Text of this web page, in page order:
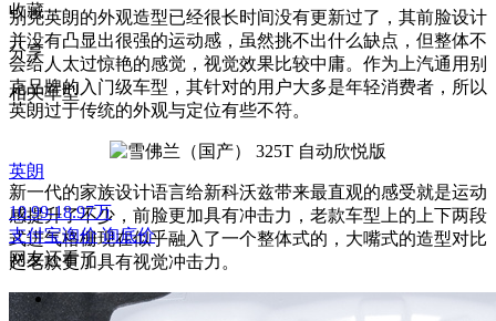
别克英朗的外观造型已经很长时间没有更新过了，其前脸设计
并没有凸显出很强的运动感，虽然挑不出什么缺点，但整体不
会给人太过惊艳的感觉，视觉效果比较中庸。作为上汽通用别
克品牌的入门级车型，其针对的用户大多是年轻消费者，所以
英朗过于传统的外观与定位有些不符。
新一代的家族设计语言给新科沃兹带来最直观的感受就是运动
感提升了不少，前脸更加具有冲击力，老款车型上的上下两段
式进气格栅现在似乎融入了一个整体式的，大嘴式的造型对比
起老款更加具有视觉冲击力。
收藏
分享
相关车型
英朗
10.99-18.97万
支付宝询价 询底价
网友还看了